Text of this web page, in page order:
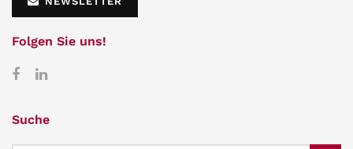
Folgen Sie uns!
Suche